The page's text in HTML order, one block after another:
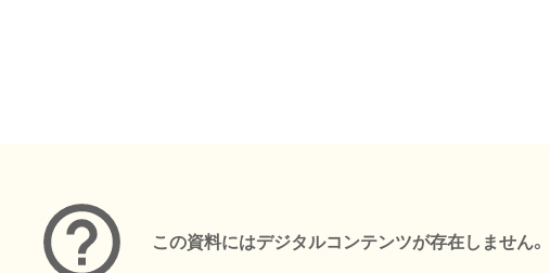
この資料にはデジタルコンテンツが存在しません。